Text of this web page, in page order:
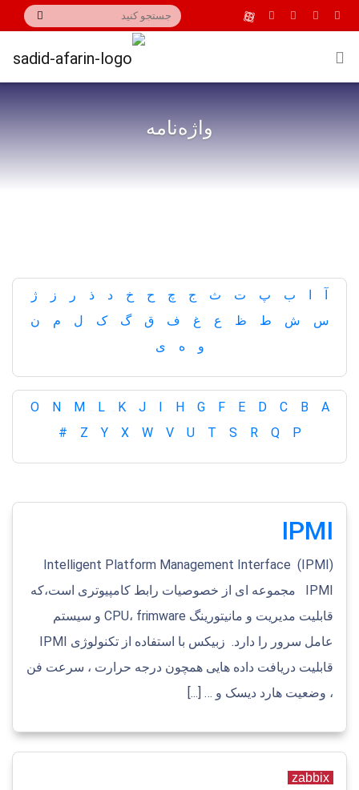
واژه‌نامه
آ ا ب پ ت ث ج چ ح خ د ذ ر ز
ژ
س
ش ط ظ ع غ ف ق گ ک ل م
ن
و
ه ی
A
B
C
D
E
F
G
H
I
J
K
L
M
N
O
P
Q
R
S
T
U
V
W
X
Y
Z
#
IPMI
Intelligent Platform Management Interface (IPMI)
IPMI مجموعه ای از خصوصیات رابط کامپیوتری است،که
قابلیت مدیریت و مانیتورینگ CPU، frimware و سیستم
عامل سرور را دارد. زبیکس با استفاده از تکنولوژی IPMI
قابلیت دریافت داده هایی همچون درجه حرارت ، سرعت فن
، وضعیت هارد دیسک و … [...]
zabbix